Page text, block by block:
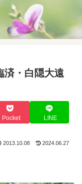
・白隠大遠
Pocket LINE
2013.10.08 2024.06.27